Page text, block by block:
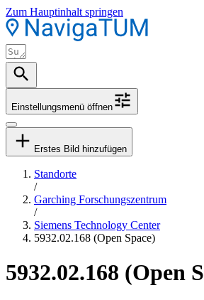
Zum Hauptinhalt springen
Einstellungsmenü öffnen
Erstes Bild hinzufügen
Standorte
/
Garching Forschungszentrum
/
Siemens Technology Center
5932.02.168 (Open Space)
5932.02.168 (Open